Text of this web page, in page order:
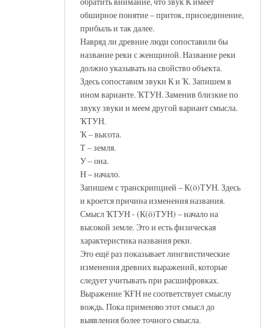
обширное понятие – приток, присоединение,
прибыль и так далее.
Навряд ли древние люди сопоставили бы
название реки с женщиной. Название реки
должно указывать на свойство объекта.
Здесь сопоставим звуки К и Ҡ. Запишем в
ином варианте. ҠТУН. Заменив близкие по
звуку звуки и меем другой вариант смысла.
ҠТУН.
Ҡ – высота.
Т – земля.
У – она.
Н – начало.
Запишем с транскрипцией – К(ö)ТУН. Здесь
и кроется причина изменения названия.
Смысл ҠТУН - (К(ö)ТУН) – начало на
высокой земле. Это и есть физическая
характеристика названия реки.
Это ещё раз показывает лингвистические
изменения древних выражений, которые
следует учитывать при расшифровках.
Выражение ҠҒН не соответствует смыслу
вождь. Пока применяю этот смысл до
выявления более точного смысла.